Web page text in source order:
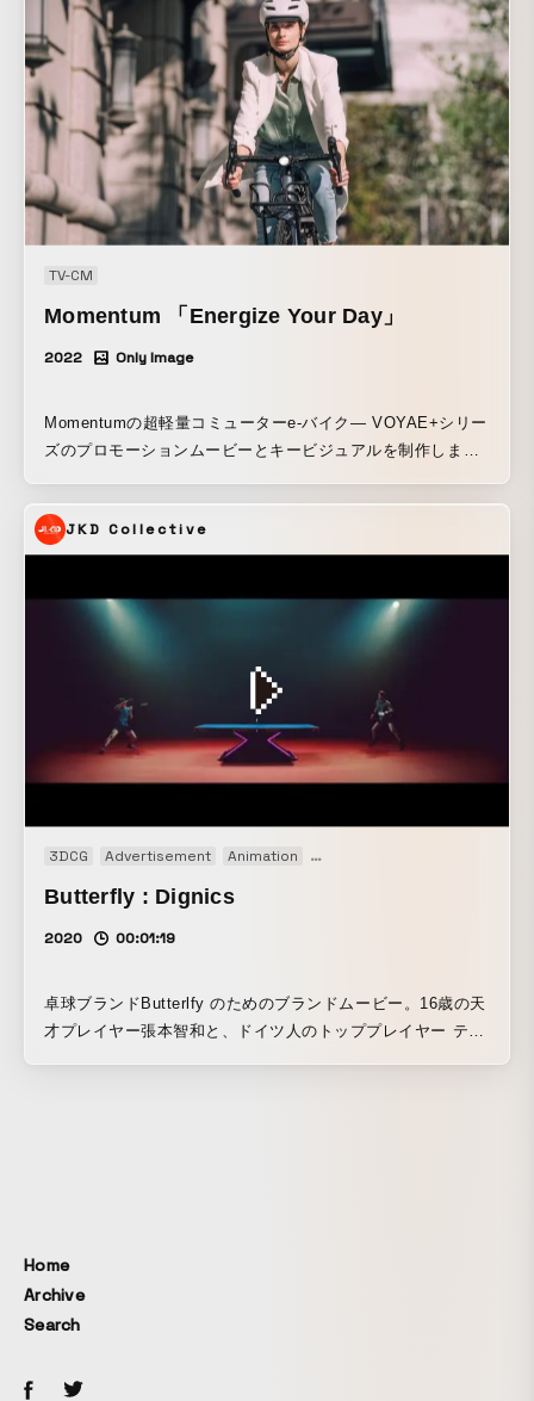
TV-CM
Momentum 「Energize Your Day」
2022 Only Image
Momentumの超軽量コミューターe-バイク— VOYAE+シリー
ズのプロモーションムービーとキービジュアルを制作しまし
ー、ワンタッチコントローラーなどを2人の通勤風景と重ね合
わせることで、VOYA E+が直感的でスタイリッシュな乗り心
地と、充実した一日を提供できることを表現しました。
JKD Collective
3DCG Advertisement Animation Audio visual performance
Butterfly : Dignics
2020 00:01:19
卓球ブランドButterlfy のためのブランドムービー。16歳の天
才プレイヤー張本智和と、ドイツ人のトッププレイヤー ティ
ディスカッションを重ねながら、「卓球というスポーツのオ
ーセンティシティと、創造性をどう融合させるか」という点
Home
Archive
Search